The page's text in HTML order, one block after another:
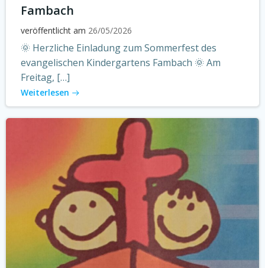
Fambach
veröffentlicht am 26/05/2026
🌞 Herzliche Einladung zum Sommerfest des
evangelischen Kindergartens Fambach 🌞 Am
Freitag, […]
Weiterlesen